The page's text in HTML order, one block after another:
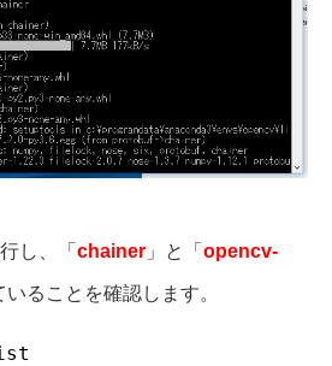
し、「 chainer 」と「 opencv-
いることを確認します。